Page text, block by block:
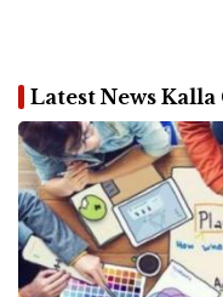
Latest News